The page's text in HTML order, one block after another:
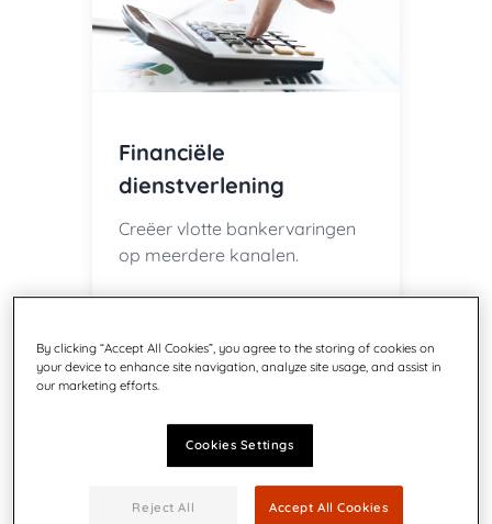
Financiële
dienstverlening
Creëer vlotte bankervaringen
op meerdere kanalen.
Meer informatie
By clicking “Accept All Cookies”, you agree to the storing of cookies on
your device to enhance site navigation, analyze site usage, and assist in
our marketing efforts.
Cookies Settings
Reject All Accept All Cookies